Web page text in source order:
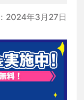
2024年3月27日